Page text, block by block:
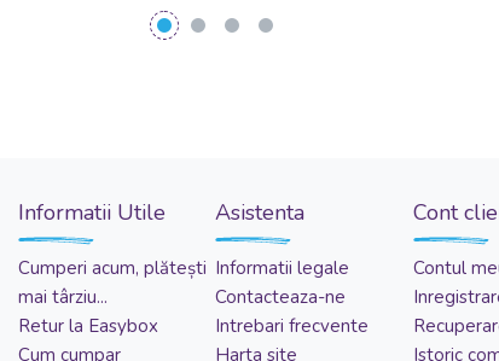
Informatii Utile
Cumperi acum, plătești
mai târziu...
Retur la Easybox
Cum cumpar
Asistenta
Informatii legale
Contacteaza-ne
Intrebari frecvente
Harta site
Cont
Contul
Istoric